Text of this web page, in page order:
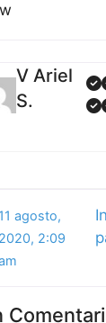
V Ariel
S.
11 agosto,
2020, 2:09